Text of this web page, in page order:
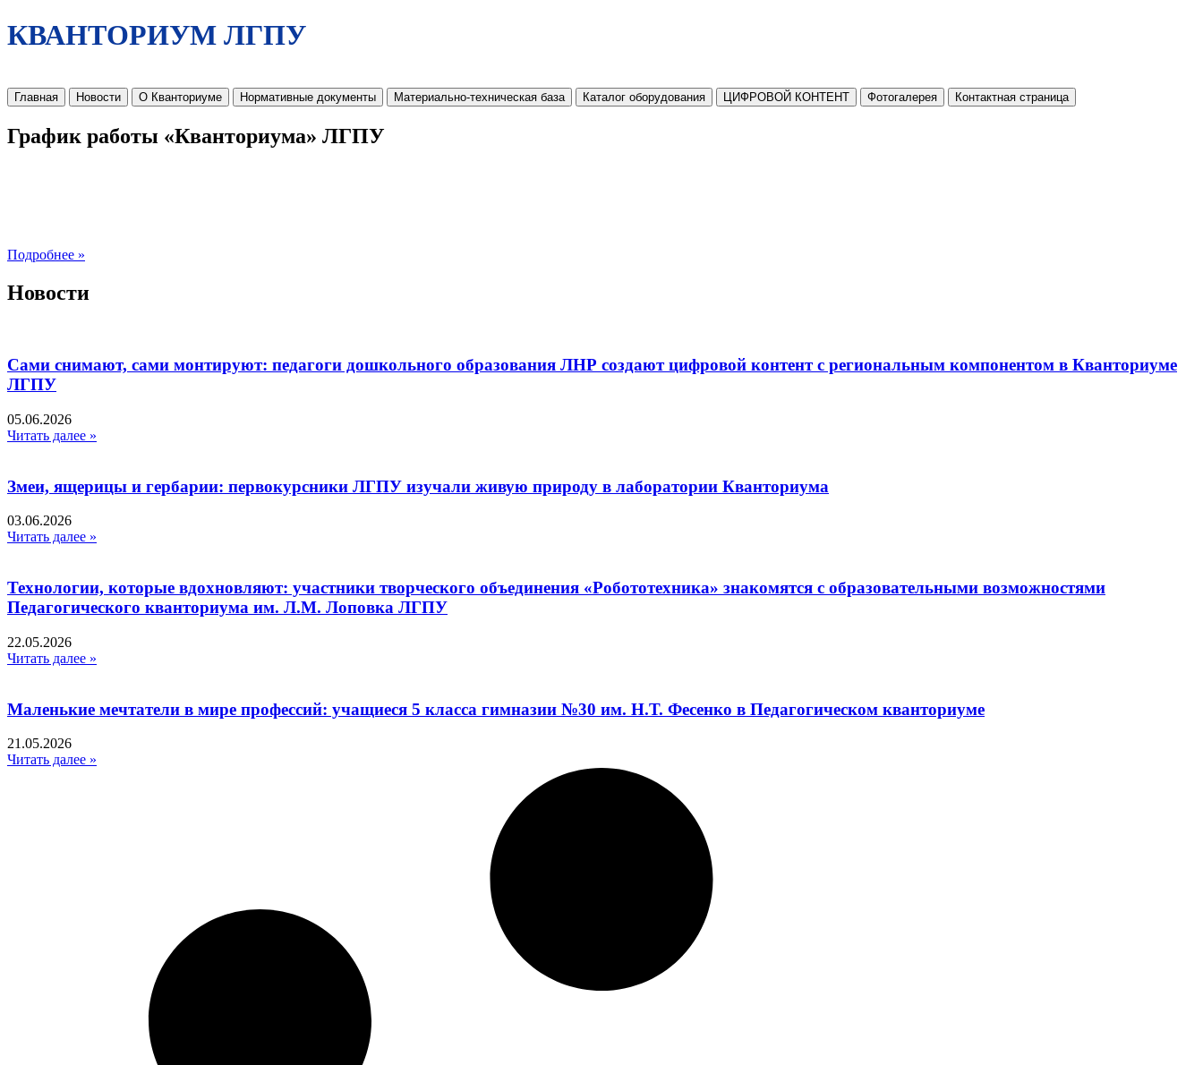
КВАНТОРИУМ ЛГПУ
Главная Новости О Кванториуме Нормативные документы Материально-техническая база Каталог оборудования ЦИФРОВОЙ КОНТЕНТ Фотогалерея Контактная страница
График работы «Кванториума» ЛГПУ
Подробнее »
Новости
Сами снимают, сами монтируют: педагоги дошкольного образования ЛНР создают цифровой контент с региональным компонентом в Кванториуме
ЛГПУ​
05.06.2026
Читать далее »
Змеи, ящерицы и гербарии: первокурсники ЛГПУ изучали живую природу в лаборатории Кванториума
03.06.2026
Читать далее »
Технологии, которые вдохновляют: участники творческого объединения «Робототехника» знакомятся с образовательными возможностями
Педагогического кванториума им. Л.М. Лоповка ЛГПУ
22.05.2026
Читать далее »
Маленькие мечтатели в мире профессий: учащиеся 5 класса гимназии №30 им. Н.Т. Фесенко в Педагогическом кванториуме
21.05.2026
Читать далее »